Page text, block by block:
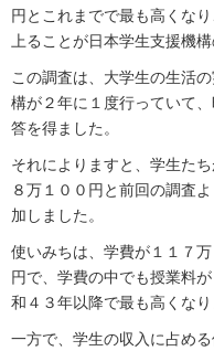
円とこれまでで最も高くな
上ることが日本学生支援機
この調査は、大学生の生活
構が２年に１度行っていて
答を得ました。
それによりますと、学生た
８万１００円と前回の調査
加しました。
使いみちは、学費が１１７
円で、学費の中でも授業料
和４３年以降で最も高くなり
一方で、学生の収入に占め